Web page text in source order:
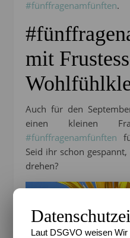
#fünffragenamfünften.
mit
Auch für den
einen kleinen
#fünffragenamfünften
Seid ihr schon
drehen?
Laut DSGVO weisen